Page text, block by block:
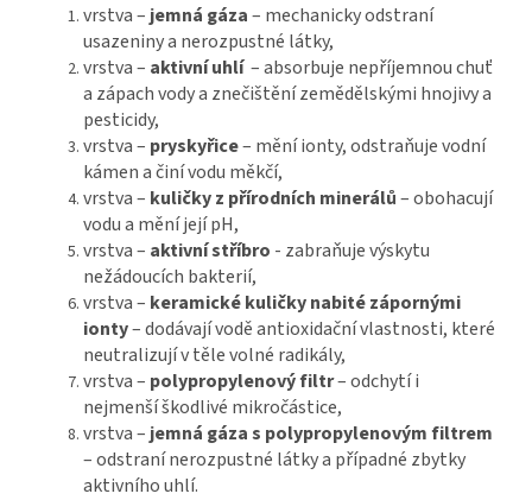
vrstva – jemná gáza– mechanicky odstraní
usazeniny a nerozpustné látky,
vrstva – aktivní uhlí– absorbuje nepříjemnou chuť
a zápach vody a znečištění zemědělskými hnojivy a
pesticidy,
vrstva – pryskyřice– mění ionty, odstraňuje vodní
kámen a činí vodu měkčí,
vrstva – kuličky z přírodních minerálů– obohacují
vodu a mění její pH,
vrstva – aktivní stříbro - zabraňuje výskytu
nežádoucích bakterií,
vrstva – keramické kuličky nabité zápornými
ionty– dodávají vodě antioxidační vlastnosti, které
neutralizují v těle volné radikály,
vrstva – polypropylenový filtr– odchytí i
nejmenší škodlivé mikročástice,
vrstva – jemná gáza s polypropylenovým filtrem
– odstraní nerozpustné látky a případné zbytky
aktivního uhlí.